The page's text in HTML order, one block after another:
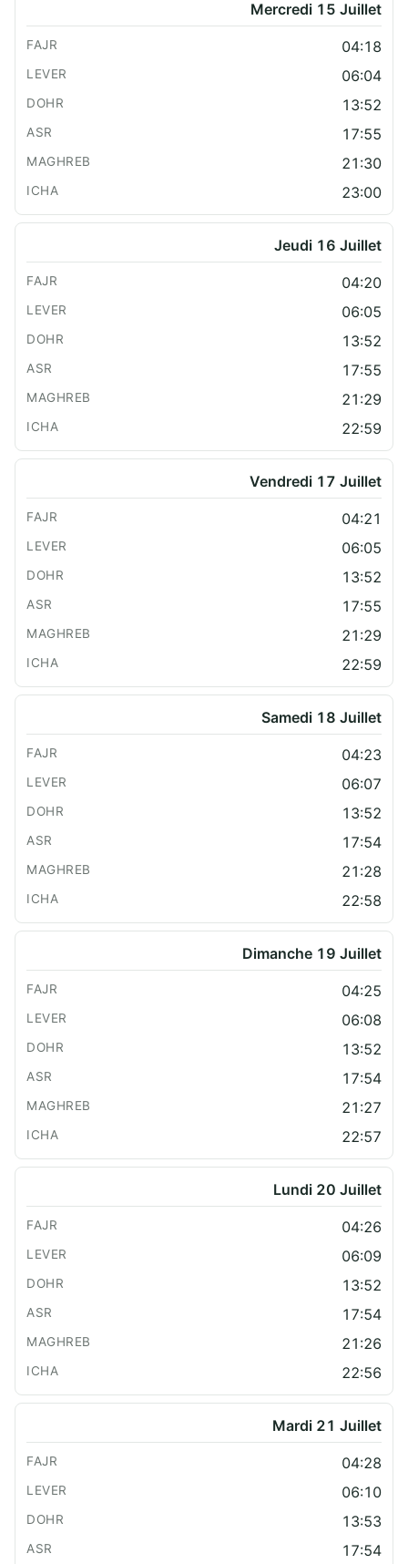
Mercredi 15 Juillet
04:18
06:04
13:52
17:55
21:30
23:00
Jeudi 16 Juillet
04:20
06:05
13:52
17:55
21:29
22:59
Vendredi 17 Juillet
04:21
06:05
13:52
17:55
21:29
22:59
Samedi 18 Juillet
04:23
06:07
13:52
17:54
21:28
22:58
Dimanche 19 Juillet
04:25
06:08
13:52
17:54
21:27
22:57
Lundi 20 Juillet
04:26
06:09
13:52
17:54
21:26
22:56
Mardi 21 Juillet
04:28
06:10
13:53
17:54